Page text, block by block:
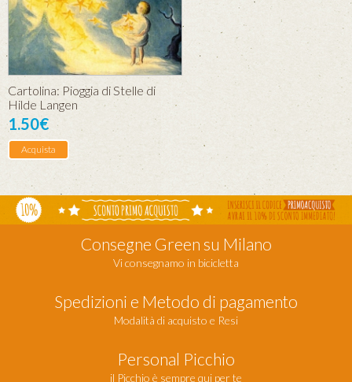
Cartolina: Pioggia di Stelle di
Hilde Langen
1.50€
Acquista
Consegne Green su Milano
Vi consegnamo in bicicletta
Spedizioni e Metodo di pagamento
Modalità di acquisto e Resi
Personal Picchio
il Picchio è sempre qui per te